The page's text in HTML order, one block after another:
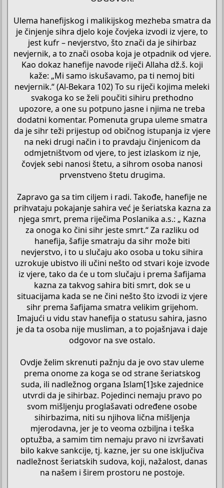
Ulema hanefijskog i malikijskog mezheba smatra da
je činjenje sihra djelo koje čovjeka izvodi iz vjere, to
jest kufr – nevjerstvo, što znači da je sihirbaz
nevjernik, a to znači osoba koja je otpadnik od vjere.
Kao dokaz hanefije navode riječi Allaha dž.š. koji
kaže: „Mi samo iskušavamo, pa ti nemoj biti
nevjernik.“ (Al-Bekara 102) To su riječi kojima meleki
svakoga ko se želi poučiti sihiru prethodno
upozore, a one su potpuno jasne i njima ne treba
dodatni komentar. Pomenuta grupa uleme smatra
da je sihr teži prijestup od običnog istupanja iz vjere
na neki drugi način i to pravdaju činjenicom da
odmjetništvom od vjere, to jest izlaskom iz nje,
čovjek sebi nanosi štetu, a sihrom osoba nanosi
prvenstveno štetu drugima.
Zapravo ga sa tim ciljem i radi. Takođe, hanefije ne
prihvataju pokajanje sahira već je šeriatska kazna za
njega smrt, prema riječima Poslanika a.s.: „ Kazna
za onoga ko čini sihr jeste smrt.“ Za razliku od
hanefija, šafije smatraju da sihr može biti
nevjerstvo, i to u slučaju ako osoba u toku sihira
uzrokuje ubistvo ili učini nešto od stvari koje izvode
iz vjere, tako da će u tom slučaju i prema šafijama
kazna za takvog sahira biti smrt, dok se u
situacijama kada se ne čini nešto što izvodi iz vjere
sihr prema šafijama smatra velikim grijehom.
Imajući u vidu stav hanefija o statusu sahira, jasno
je da ta osoba nije musliman, a to pojašnjava i daje
odgovor na sve ostalo.
Ovdje želim skrenuti pažnju da je ovo stav uleme
prema onome za koga se od strane šeriatskog
suda, ili nadležnog organa Islam[1]ske zajednice
utvrdi da je sihirbaz. Pojedinci nemaju pravo po
svom mišljenju proglašavati određene osobe
sihirbazima, niti su njihova lična mišljenja
mjerodavna, jer je to veoma ozbiljna i teška
optužba, a samim tim nemaju pravo ni izvršavati
bilo kakve sankcije, tj. kazne, jer su one isključiva
nadležnost šeriatskih sudova, koji, nažalost, danas
na našem i širem prostoru ne postoje.